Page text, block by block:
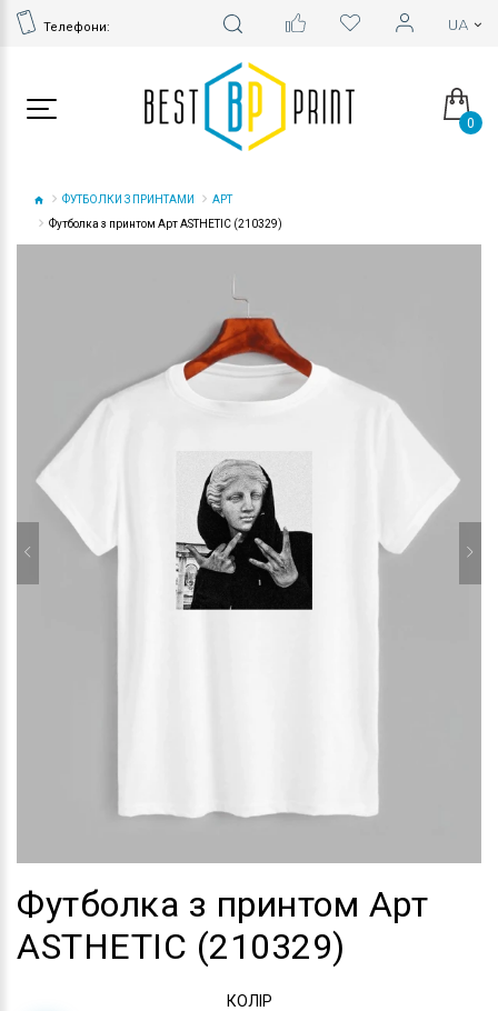
Телефони:
0
ФУТБОЛКИ З ПРИНТАМИ
АРТ
Футболка з принтом Арт ASTHETIC (210329)
Футболка з принтом Арт
ASTHETIC (210329)
КОЛІР